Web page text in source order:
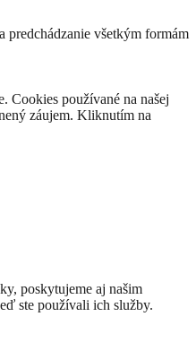
predchádzanie všetkým formám
Cookies používané na našej
záujem. Kliknutím na
poskytujeme aj našim
ste používali ich služby.